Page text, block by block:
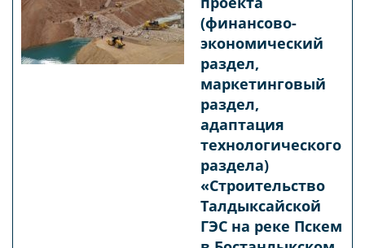
(финансово-
экономический
раздел,
маркетинговый
раздел,
адаптация
технологического
раздела)
«Строительство
Талдыксайской
ГЭС на реке Пскем